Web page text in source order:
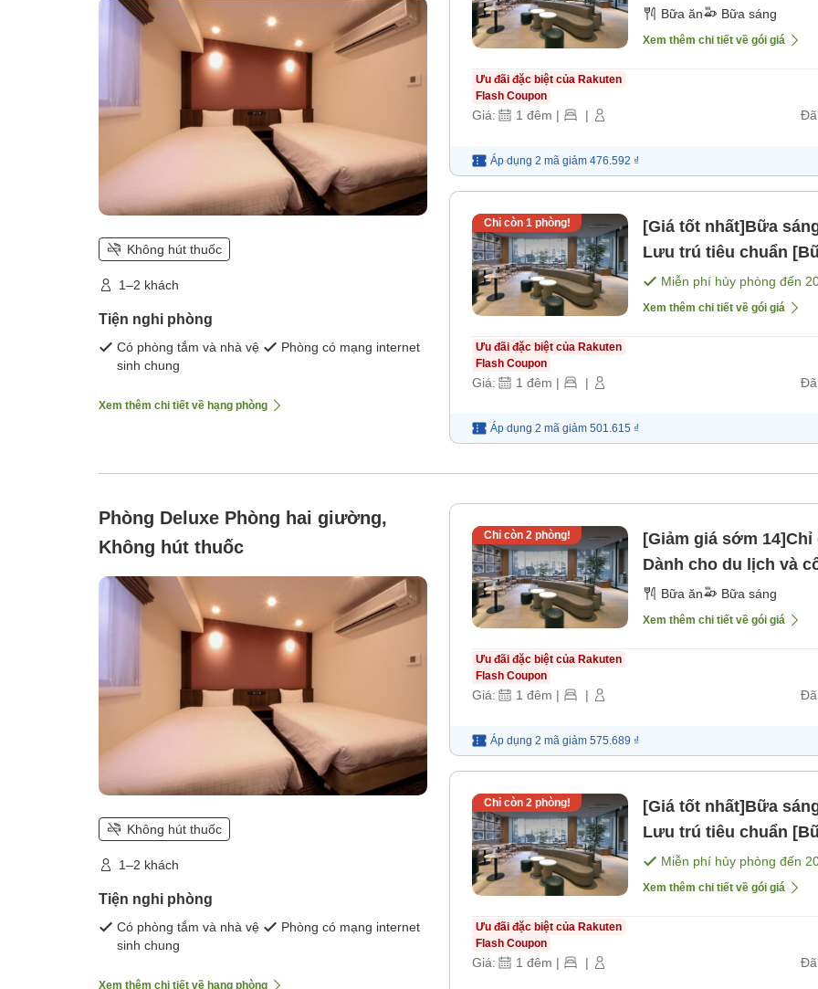
Không hút thuốc
1–2 khách
Tiện nghi phòng
Có phòng tắm và nhà vệ
sinh chung
Phòng có mạng internet
Xem thêm chi tiết về hạng phòng
sáng]
Bữa ăn Bữa sáng
Xem thêm chi tiết về gói giá
Ưu đãi đặc biệt của Rakuten
Flash Coupon
Giá: 1 đêm | | Đã
Áp dụng 2 mã giảm 476.592 ₫
Chỉ còn 1phòng!
[Giá tốt nhất]Bữa
Lưu trú tiêu chuẩn
Miễn phí hủy phòng đến
Xem thêm chi tiết về gói giá
Ưu đãi đặc biệt của Rakuten
Flash Coupon
Giá: 1 đêm | | Đã
Áp dụng 2 mã giảm 501.615 ₫
Phòng Deluxe Phòng hai giường,
Không hút thuốc
Không hút thuốc
1–2 khách
Tiện nghi phòng
Có phòng tắm và nhà vệ
sinh chung
Phòng có mạng internet
Xem thêm chi tiết về hạng phòng
Chỉ còn 2phòng!
[Giảm giá sớm
Dành cho du lịch và công tác
sáng]
Bữa ăn Bữa sáng
Xem thêm chi tiết về gói giá
Ưu đãi đặc biệt của Rakuten
Flash Coupon
Giá: 1 đêm | | Đã
Áp dụng 2 mã giảm 575.689 ₫
Chỉ còn 2phòng!
[Giá tốt nhất]Bữa
Lưu trú tiêu chuẩn
Miễn phí hủy phòng đến
Xem thêm chi tiết về gói giá
Ưu đãi đặc biệt của Rakuten
Flash Coupon
Giá: 1 đêm | | Đã